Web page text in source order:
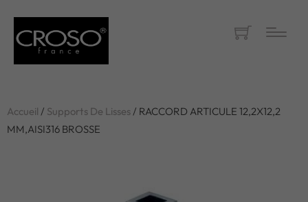
Accueil / Supports De Lisses/ RACCORD ARTICULE 12,2X12,2
MM,AISI316 BROSSE